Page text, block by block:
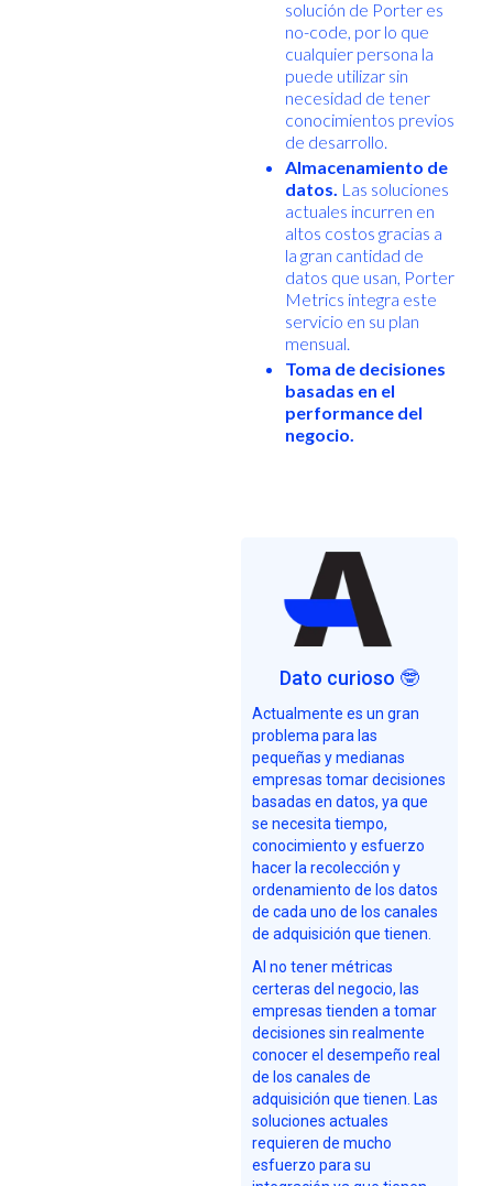
solución de Porter es
no-code, por lo que
cualquier persona la
puede utilizar sin
necesidad de tener
conocimientos previos
de desarrollo.
Almacenamiento de
datos. Las soluciones
actuales incurren en
altos costos gracias a
la gran cantidad de
datos que usan, Porter
Metrics integra este
servicio en su plan
mensual.
Toma de decisiones
basadas en el
performance del
negocio.
Dato curioso 🤓
Actualmente es un gran
problema para las
pequeñas y medianas
empresas tomar decisiones
basadas en datos, ya que
se necesita tiempo,
conocimiento y esfuerzo
hacer la recolección y
ordenamiento de los datos
de cada uno de los canales
de adquisición que tienen.
Al no tener métricas
certeras del negocio, las
empresas tienden a tomar
decisiones sin realmente
conocer el desempeño real
de los canales de
adquisición que tienen. Las
soluciones actuales
requieren de mucho
esfuerzo para su